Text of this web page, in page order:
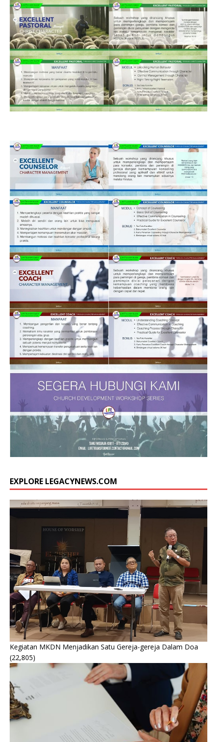
EXPLORE LEGACYNEWS.COM
Kegiatan MKDN Menjadikan Satu Gereja-gereja Dalam Doa
(22,805)